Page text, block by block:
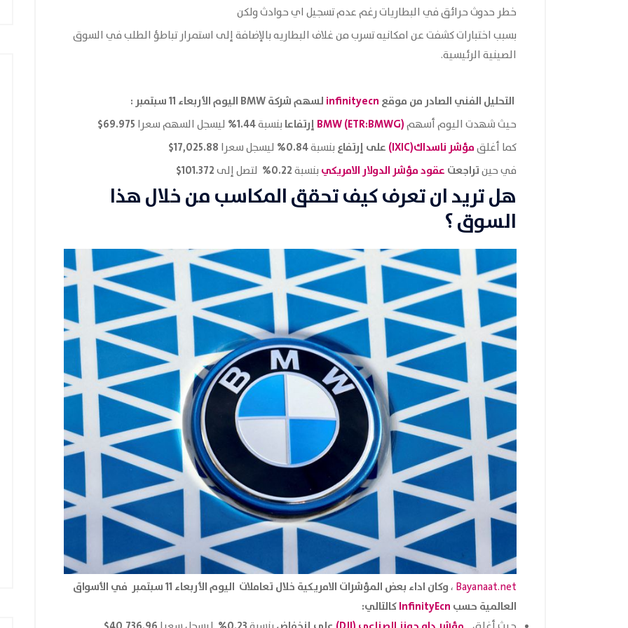
خطر حدوث حرائق في البطاريات رغم عدم تسجيل اي حوادث ولكن
بسبب اختبارات كشفت عن امكانيه تسرب من غلاف البطاريه بالإضافة إلى استمرار تباطؤ الطلب في السوق
الصينية الرئيسية.
التحليل الفني الصادر من موقع infinityecn لسهم شركة BMW اليوم الأربعاء 11 سبتمبر :
حيث شهدت اليوم أسهم BMW (ETR:BMWG) إرتفاعا بنسبة ليسجل السهم سعرا 69.975$
كما أغلقمؤشر ناسداك(IXIC) على إرتفاع بنسبة0.84% ليسجل سعرا 17,025.88$
في حينتراجعت عقود مؤشر الدولارالامريكي بنسبة0.22% لتصل إلى101.372$
هل تريد ان تعرف كيف تحقق المكاسب من خلال هذا
السوق ؟
Bayanaat.net ،
وكان اداء بعض المؤشرات الامريكية خلال تعاملات اليوم الأربعاء 11 سبتمبر في الأسواق
العالمية حسب
كالتالي: